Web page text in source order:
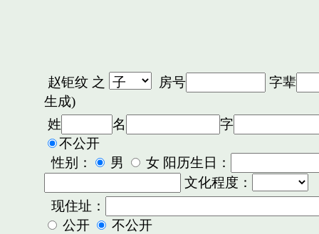
赵钜纹之 房号
字辈
生成)
姓
名
字
不公开
性别：
男
女 阳历生日：
文化程度：
现住址：
公开
不公开